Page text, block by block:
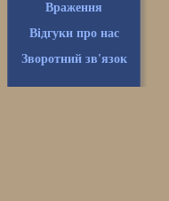
Враження
Відгуки про нас
Зворотний зв'язок